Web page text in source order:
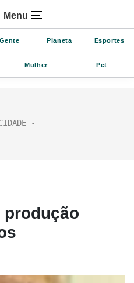
Menu
Gente Planeta Esportes
Mulher Pet
produção